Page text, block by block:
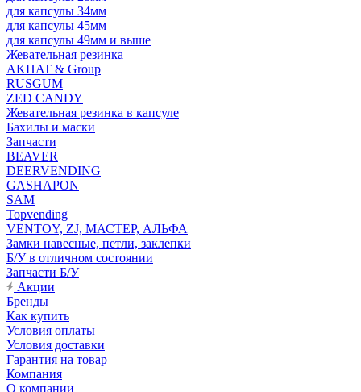
для капсулы 34мм
для капсулы 45мм
для капсулы 49мм и выше
Жевательная резинка
AKHAT & Group
RUSGUM
ZED CANDY
Жевательная резинка в капсуле
Бахилы и маски
Запчасти
BEAVER
DEERVENDING
GASHAPON
SAM
Topvending
VENTOY, ZJ, МАСТЕР, АЛЬФА
Замки навесные, петли, заклепки
Б/У в отличном состоянии
Запчасти Б/У
Акции
Бренды
Как купить
Условия оплаты
Условия доставки
Гарантия на товар
Компания
О компании